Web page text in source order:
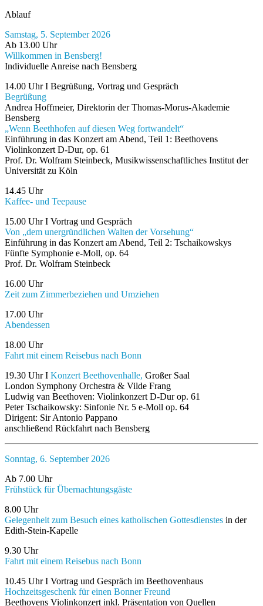
Ablauf
Samstag, 5. September 2026
Ab 13.00 Uhr
Willkommen in Bensberg!
Individuelle Anreise nach Bensberg
14.00 Uhr I Begrüßung, Vortrag und Gespräch
Begrüßung
Andrea Hoffmeier, Direktorin der Thomas-Morus-Akademie
Bensberg
„Wenn Beethhofen auf diesen Weg fortwandelt“
Einführung in das Konzert am Abend, Teil 1: Beethovens
Violinkonzert D-Dur, op. 61
Prof. Dr. Wolfram Steinbeck, Musikwissenschaftliches Institut der
Universität zu Köln
14.45 Uhr
Kaffee- und Teepause
15.00 Uhr I Vortrag und Gespräch
Von „dem unergründlichen Walten der Vorsehung“
Einführung in das Konzert am Abend, Teil 2: Tschaikowskys
Fünfte Symphonie e-Moll, op. 64
Prof. Dr. Wolfram Steinbeck
16.00 Uhr
Zeit zum Zimmerbeziehen und Umziehen
17.00 Uhr
Abendessen
18.00 Uhr
Fahrt mit einem Reisebus nach Bonn
19.30 Uhr I Konzert Beethovenhalle, Großer Saal
London Symphony Orchestra & Vilde Frang
Ludwig van Beethoven: Violinkonzert D-Dur op. 61
Peter Tschaikowsky: Sinfonie Nr. 5 e-Moll op. 64
Dirigent: Sir Antonio Pappano
anschließend Rückfahrt nach Bensberg
Sonntag, 6. September 2026
Ab 7.00 Uhr
Frühstück für Übernachtungsgäste
8.00 Uhr
Gelegenheit zum Besuch eines katholischen Gottesdienstes in der
Edith-Stein-Kapelle
9.30 Uhr
Fahrt mit einem Reisebus nach Bonn
10.45 Uhr I Vortrag und Gespräch im Beethovenhaus
Hochzeitsgeschenk für einen Bonner Freund
Beethovens Violinkonzert inkl. Präsentation von Quellen